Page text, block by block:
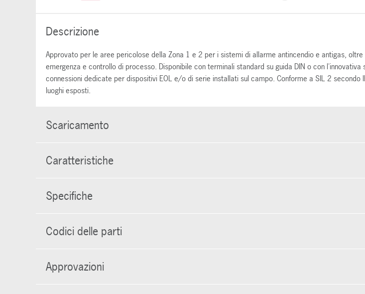
Descrizione
Approvato per le aree pericolose della Zona 1 e 2 per i sistemi di allarme antincendio e antigas,
emergenza e controllo di processo. Disponibile con terminali standard su guida DIN o con
connessioni dedicate per dispositivi EOL e/o di serie installati sul campo. Conforme a SIL 2
luoghi esposti.
Scaricamento
Caratteristiche
Specifiche
Codici delle parti
Approvazioni